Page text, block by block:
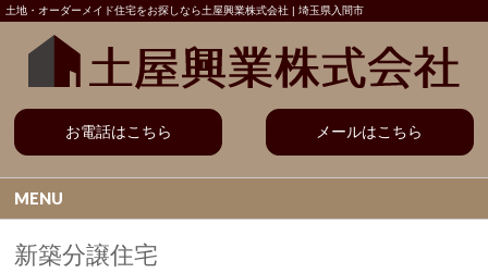
土地・オーダーメイド住宅をお探しなら土屋興業株式会社 | 埼玉県入間市
お電話はこちら メールはこちら
MENU
新築分譲住宅